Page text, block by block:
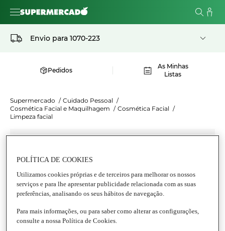
Envio para 1070-223
Pedidos
As Minhas
Listas
Supermercado / Cuidado Pessoal /
Cosmética Facial e Maquilhagem / Cosmética Facial /
Limpeza facial
POLÍTICA DE COOKIES
Utilizamos cookies próprias e de terceiros para melhorar os nossos
serviços e para lhe apresentar publicidade relacionada com as suas
preferências, analisando os seus hábitos de navegação.
Para mais informações, ou para saber como alterar as configurações,
consulte a nossa Política de Cookies.